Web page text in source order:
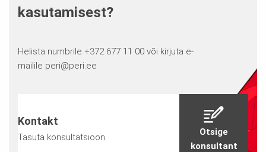
kasutamisest?
Helista numbrile +372 677 11 00 või kirjuta e-
mailile peri@peri.ee
Kontakt
Tasuta konsultatsioon
Otsige
konsultant